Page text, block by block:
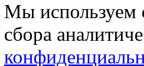
Мы используем
сбора